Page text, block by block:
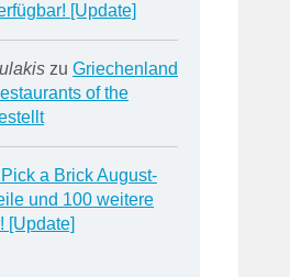
[Update]
zu Griechenland
of the
Pick a Brick August-
und 100 weitere
[Update]